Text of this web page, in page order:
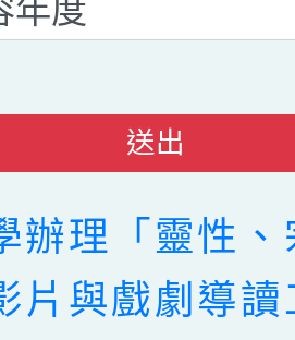
送出
辦理「靈性
片與戲劇導